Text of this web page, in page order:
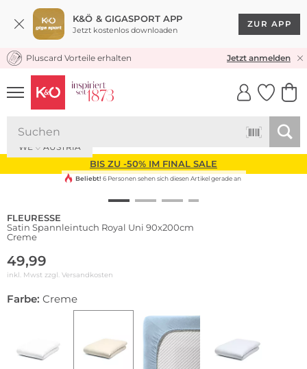
K&Ö & GIGASPORT APP
Jetzt kostenlos downloaden
ZUR APP
KOSTENLOSER VERSAND* & RÜCKVERSAND
Pluscard Vorteile erhalten Jetzt anmelden
UNSERE APP
CLICK &
BIS ZU -50% IM FINAL SALE
WE ♡ AUSTRIA
Beliebt! 6 Personen sehen sich diesen Artikel gerade an
FLEURESSE
Satin Spannleintuch Royal Uni 90x200cm
Creme
49,99
inkl. Mwst zzgl. Versandkosten
Farbe: Creme